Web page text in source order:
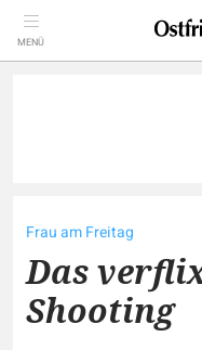
MENÜ
Frau am Freitag
Das
Shooting